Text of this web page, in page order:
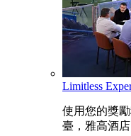
Limitless
使用您的獎
臺，雅高酒